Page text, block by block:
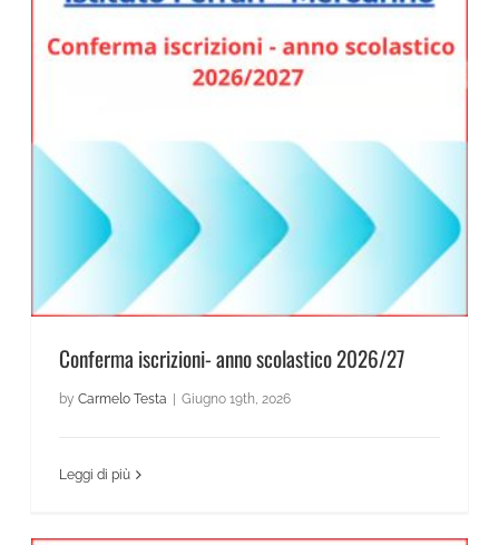
Conferma iscrizioni- anno scolastico 2026/27
byCarmelo Testa | Giugno 19th, 2026
Leggi di più